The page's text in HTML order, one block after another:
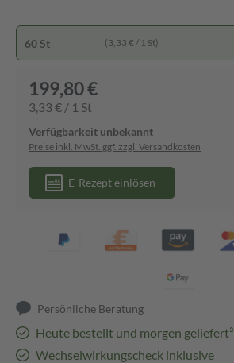
60 St (3,33 € / 1 St)
199,80 €
3,33 € / 1 St
Verfügbarkeit unbekannt
Preise inkl. MwSt. ggf. zzgl. Versandkosten
E-Rezept einlösen
Persönliche Beratung
Heute bestellt und morgen geliefert³
Wechselwirkungscheck inklusive